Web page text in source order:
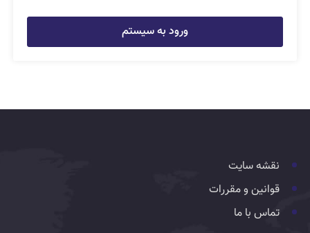
نقشه سایت
قوانین و مقررات
تماس با ما